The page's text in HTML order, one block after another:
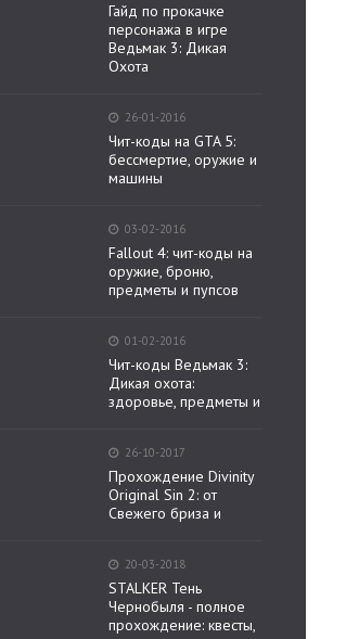
Гайд по прокачке
персонажа в игре
Ведьмак 3: Дикая
Охота
26-01-2016
Чит-коды на GTA 5:
бессмертие, оружие и
машины
03-02-2016
Fallout 4: чит-коды на
оружие, броню,
предметы и пупсов
01-02-2016
Чит-коды Ведьмак 3:
Дикая охота:
здоровье, предметы и
26-10-2017
Прохождение Divinity
Original Sin 2: от
Свежего бриза и
20-03-2018
STALKER Тень
Чернобыля - полное
прохождение: квесты,